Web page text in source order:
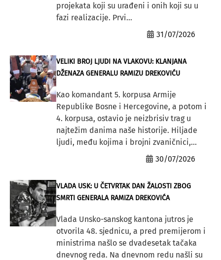
projekata koji su urađeni i onih koji su u
fazi realizacije. Prvi...
31/07/2026
VELIKI BROJ LJUDI NA VLAKOVU: KLANJANA
DŽENAZA GENERALU RAMIZU DREKOVIĆU
Kao komandant 5. korpusa Armije
Republike Bosne i Hercegovine, a potom i
4. korpusa, ostavio je neizbrisiv trag u
najtežim danima naše historije. Hiljade
ljudi, među kojima i brojni zvaničnici,...
30/07/2026
VLADA USK: U ČETVRTAK DAN ŽALOSTI ZBOG
SMRTI GENERALA RAMIZA DREKOVIĆA
Vlada Unsko-sanskog kantona jutros je
otvorila 48. sjednicu, a pred premijerom i
ministrima našlo se dvadesetak tačaka
dnevnog reda. Na dnevnom redu našli su